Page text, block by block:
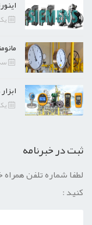
یک
سه
یک
ثبت در خبرنامه
لطفا شماره تلفن
کنید :